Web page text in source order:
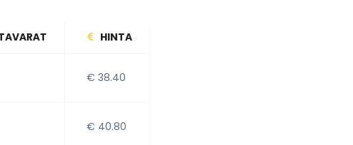
HINTA
€ 38.40
€ 40.80